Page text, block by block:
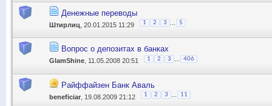
Денежные переводы
Штирлиц , 20.01.2015 11:29 1 2 3 ... 5
Вопрос о депозитах в банках
GlamShine , 11.05.2008 20:51 1 2 3 406
Райффайзен Банк Аваль
beneficiar , 19.08.2009 21:12 1 2 3 11